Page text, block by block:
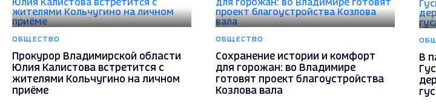
ОБЩЕСТВО
Прокурор Владимирской области
Юлия Калистова встретится с
жителями Кольчугино на личном
приёме
ОБЩЕСТВО
Сохранение истории и комфорт
для горожан: во Владимире
готовят проект благоустройства
Козлова вала
В